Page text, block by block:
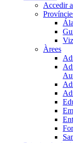
Accedir
Àrees